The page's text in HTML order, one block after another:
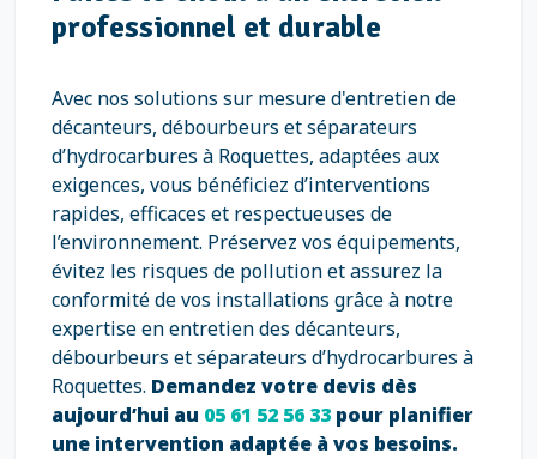
professionnel et durable
Avec nos solutions sur mesure d'entretien de
décanteurs, débourbeurs et séparateurs
d’hydrocarbures à Roquettes, adaptées aux
exigences, vous bénéficiez d’interventions
rapides, efficaces et respectueuses de
l’environnement. Préservez vos équipements,
évitez les risques de pollution et assurez la
conformité de vos installations grâce à notre
expertise en entretien des décanteurs,
débourbeurs et séparateurs d’hydrocarbures à
Roquettes. Demandez votre devis dès
aujourd’hui au 05 61 52 56 33 pour planifier
une intervention adaptée à vos besoins.